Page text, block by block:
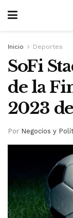
Inicio Deportes
SoFi
de la
2023
Por Negocios y